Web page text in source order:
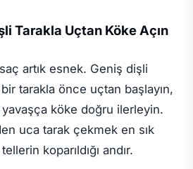
Tarakla Uçtan Köke Açın
artık esnek. Geniş dişli
tarakla önce uçtan başlayın,
yavaşça köke doğru ilerleyin.
uca tarak çekmek en sık
koparıldığı andır.